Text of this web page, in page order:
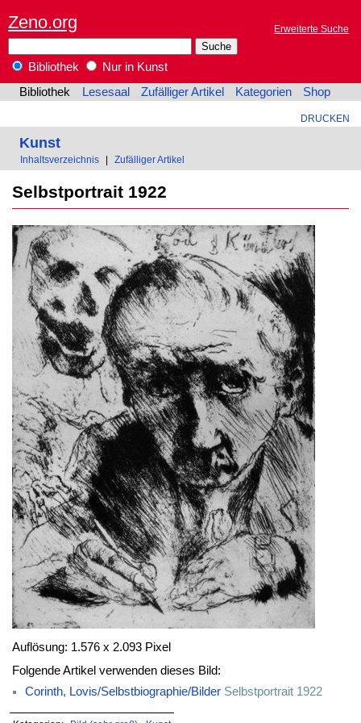
Zeno.org Erweiterte Suche
Bibliothek
Nur in Kunst
Bibliothek
Lesesaal Zufälliger Artikel Kategorien Shop
DRUCKEN
Kunst
Inhaltsverzeichnis Zufälliger Artikel
Selbstportrait 1922
Auflösung: 1.576 x 2.093 Pixel
Folgende Artikel verwenden dieses Bild:
Corinth, Lovis/Selbstbiographie/Bilder Selbstportrait 1922